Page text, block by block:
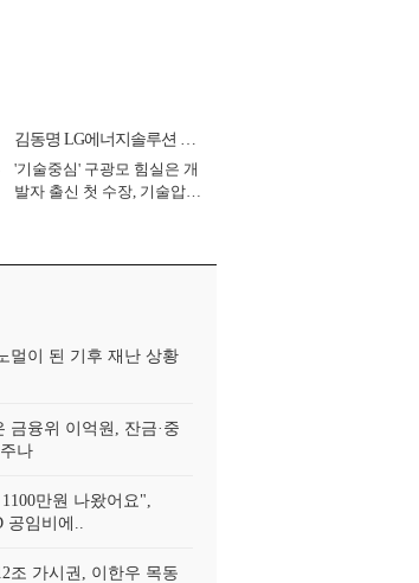
김동명 LG에너지솔루션 대
표이사 사장
'기술중심' 구광모 힘실은 개
발자 출신 첫 수장, 기술압도
멀이 된 기후 재난 상황
금융위 이억원, 잔금·중
나
만원 나왔어요",
공임비에..
조 가시권, 이한우 목동